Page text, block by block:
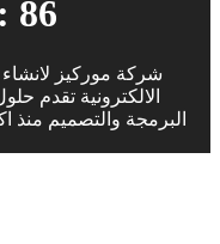
86
شركة موركيز
الالكترونية تقدم